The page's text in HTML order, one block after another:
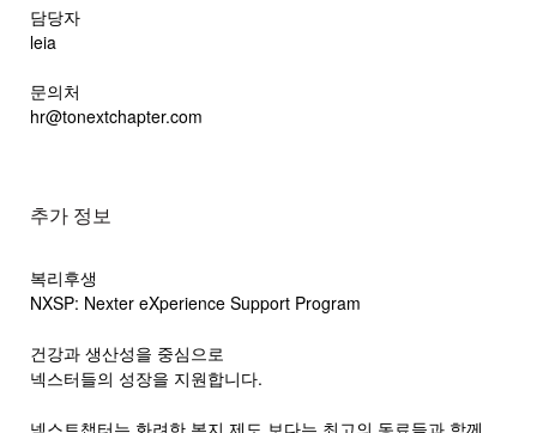
담당자
leia
문의처
hr@tonextchapter.com
추가 정보
복리후생
NXSP: Nexter eXperience Support Program
건강과 생산성을 중심으로
넥스터들의 성장을 지원합니다.
넥스트챕터는 화려한 복지 제도 보다는 최고의 동료들과 함께